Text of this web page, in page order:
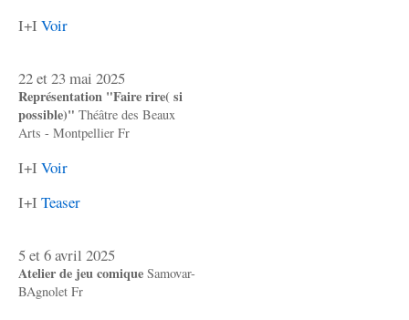
I+I Voir
22 et 23 mai 2025
Représentation "Faire rire( si
possible)" Théâtre des Beaux
Arts - Montpellier Fr
I+I Voir
I+I Teaser
5 et 6 avril 2025
Atelier de jeu comique Samovar-
BAgnolet Fr